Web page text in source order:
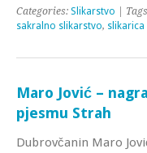
Categories: Slikarstvo |
sakralno slikarstvo, slikarica
Maro Jović –
pjesmu Strah
Dubrovčanin Maro